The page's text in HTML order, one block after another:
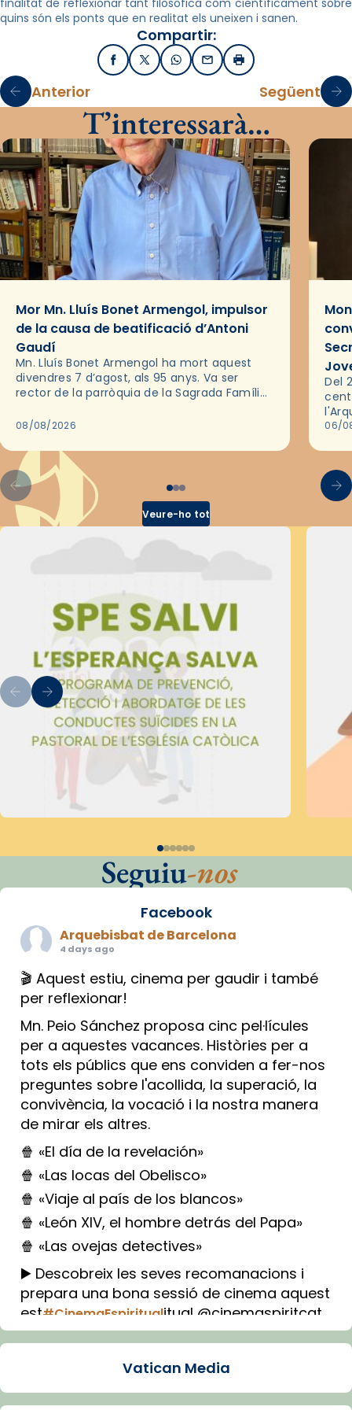
finalitat de reflexionar tant filosòfica com científicament sobre
quins són els ponts que en realitat els uneixen i sanen.
Compartir:
FacebookX / TwitterWhatsApp
EmailImprimir
Anterior Següent
T’interessarà…
Mor Mn. Lluís Bonet Armengol, impulsor
de la causa de beatificació d’Antoni
Gaudí
Mn. Lluís Bonet Armengol ha mort aquest
divendres 7 d’agost, als 95 anys. Va ser
rector de la parròquia de la Sagrada Família
2018,…
08/08/2026
Del
les
06/
Veure-ho tot
Seguiu-nos
Facebook
Arquebisbat de Barcelona
4 days ago
🎬 Aquest estiu, cinema per gaudir i també
per reflexionar!
Mn. Peio Sánchez proposa cinc pel·lícules
per a aquestes vacances. Històries per a
tots els públics que ens conviden a fer-nos
preguntes sobre l'acollida, la superació, la
convivència, la vocació i la nostra manera
de mirar els altres.
🍿 «El día de la revelación»
🍿 «Las locas del Obelisco»
🍿 «Viaje al país de los blancos»
🍿 «León XIV, el hombre detrás del Papa»
🍿 «Las ovejas detectives»
▶️ Descobreix les seves recomanacions i
prepara una bona sessió de cinema aquest
est#CinemaEspiritualitual @cinemaspiritcat
Imatge: Generada amb IA (OpenAI)
Vatican Media